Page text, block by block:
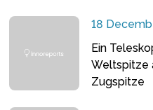
18
Ein
Weltspitze
Zugspitze